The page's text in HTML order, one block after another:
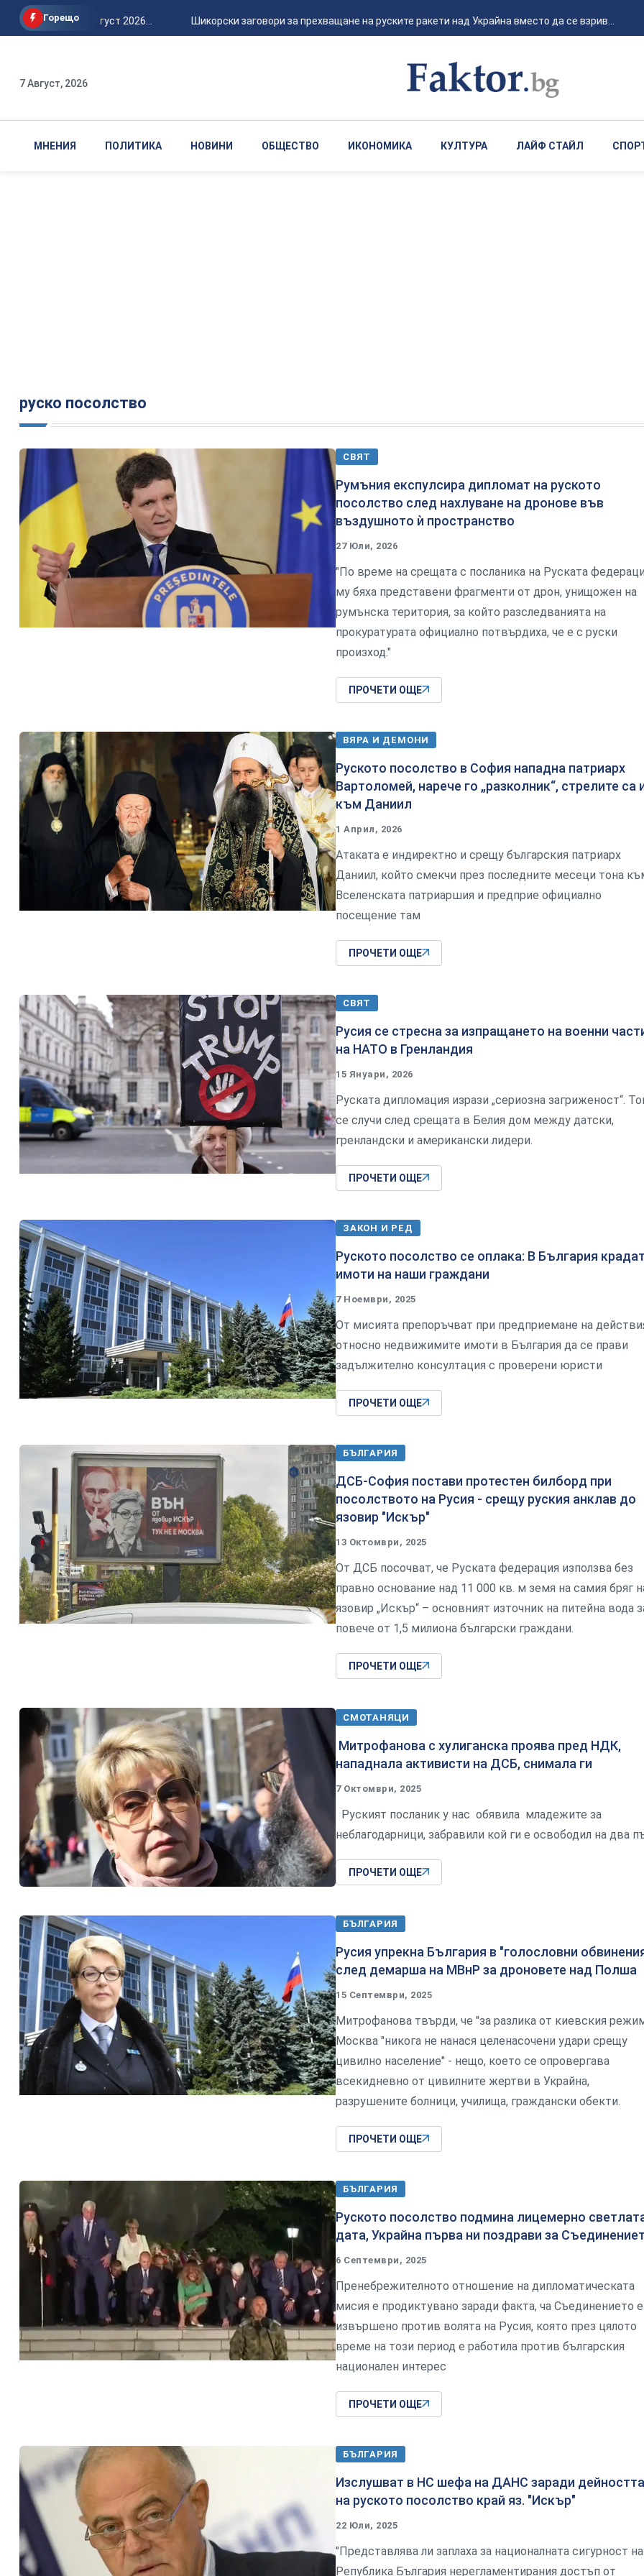
Горещо
Петък, 7 август 2026... Шикорски заговори за прехващане на руските ракети над Украйна вместо да се взрив...
7 Август, 2026
МНЕНИЯ ПОЛИТИКА НОВИНИ ОБЩЕСТВО ИКОНОМИКА КУЛТУРА ЛАЙФ СТАЙЛ
руско посолство
СВЯТ
Румъния експулсира дипломат на руското
посолство след нахлуване на дронове във
въздушното ѝ пространство
27 Юли, 2026
"По време на срещата с посланика на Руската
му бяха представени фрагменти от дрон, унищожен на
румънска територия, за който разследванията на
прокуратурата официално потвърдиха, че е с руски
произход."
ПРОЧЕТИ ОЩЕ
ВЯРА И ДЕМОНИ
Руското посолство в София нападна патриарх
Вартоломей, нарече го „разколник“, стрелите са
към Даниил
1 Април, 2026
Атаката е индиректно и срещу българския патриарх
Даниил, който смекчи през последните месеци тона
Вселенската патриаршия и предприе официално
посещение там
ПРОЧЕТИ ОЩЕ
СВЯТ
Русия се стресна за изпращането на военни
на НАТО в Гренландия
15 Януари, 2026
Руската дипломация изрази „сериозна загриженост“.
се случи след срещата в Белия дом между датски,
гренландски и американски лидери.
ПРОЧЕТИ ОЩЕ
ЗАКОН И РЕД
Руското посолство се оплака: В България
имоти на наши граждани
7 Ноември, 2025
От мисията препоръчват при предприемане на
относно недвижимите имоти в България да се прави
задължително консултация с проверени юристи
ПРОЧЕТИ ОЩЕ
БЪЛГАРИЯ
ДСБ-София постави протестен билборд при
посолството на Русия - срещу руския анклав до
язовир "Искър"
13 Октомври, 2025
От ДСБ посочват, че Руската федерация използва без
правно основание над 11 000 кв. м земя на самия бряг
язовир „Искър“ – основният източник на питейна вода
повече от 1,5 милиона български граждани.
ПРОЧЕТИ ОЩЕ
СМОТАНЯЦИ
Митрофанова с хулиганска проява пред НДК,
нападнала активисти на ДСБ, снимала ги
7 Октомври, 2025
Руският посланик у нас обявила младежите за
неблагодарници, забравили кой ги е освободил на два
ПРОЧЕТИ ОЩЕ
БЪЛГАРИЯ
Русия упрекна България в "голословни
след демарша на МВнР за дроновете над Полша
15 Септември, 2025
Митрофанова твърди, че "за разлика от киевския
Москва "никога не нанася целенасочени удари срещу
цивилно население" - нещо, което се опровергава
всекидневно от цивилните жертви в Украйна,
разрушените болници, училища, граждански обекти.
ПРОЧЕТИ ОЩЕ
БЪЛГАРИЯ
Руското посолство подмина лицемерно
дата, Украйна първа ни поздрави за
6 Септември, 2025
Пренебрежителното отношение на дипломатическата
мисия е продиктувано заради факта, ча Съединението е
извършено против волята на Русия, която през цялото
време на този период е работила против българския
национален интерес
ПРОЧЕТИ ОЩЕ
БЪЛГАРИЯ
Изслушват в НС шефа на ДАНС заради дейността
на руското посолство край яз. "Искър"
22 Юли, 2025
"Представлява ли заплаха за националната сигурност на
Република България нерегламентирания достъп от